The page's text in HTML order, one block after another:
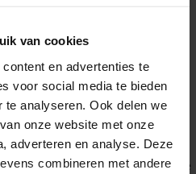
van cookies
en advertenties te
voor social media te bieden
analyseren. Ook delen we
onze website met onze
adverteren en analyse. Deze
combineren met andere
exception has occurred while
(see the browser console for more